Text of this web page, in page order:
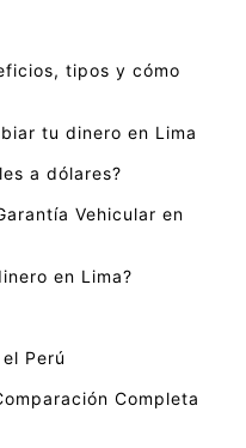
tipos y cómo
tu dinero en Lima
a dólares?
Vehicular en
en Lima?
Perú
Completa